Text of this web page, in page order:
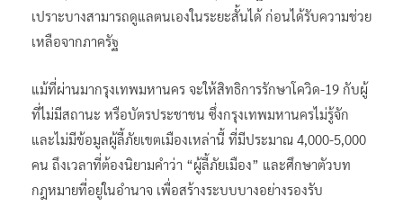
เปราะบางสามารถดูแลตนเองในระยะสั้นได้ ก่อนได้รับความช่วย
เหลือจากภาครัฐ
แม้ที่ผ่านมากรุงเทพมหานคร จะให้สิทธิการรักษาโควิด-19 กับผู้
ที่ไม่มีสถานะ หรือบัตรประชาชน ซึ่งกรุงเทพมหานครไม่รู้จัก
และไม่มีข้อมูลผู้ลี้ภัยเขตเมืองเหล่านี้ ที่มีประมาณ 4,000-5,000
คน ถึงเวลาที่ต้องนิยามคำว่า “ผู้ลี้ภัยเมือง” และศึกษาตัวบท
กฎหมายที่อยู่ในอำนาจ เพื่อสร้างระบบบางอย่างรองรับ